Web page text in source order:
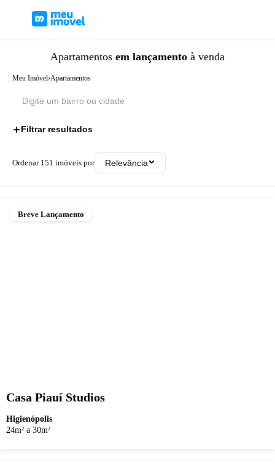
Apartamentos em lançamento à venda
Meu Imóvel›Apartamentos
Filtrar resultados
Ordenar 151 imóveis por Relevância
Breve Lançamento
Casa Piauí Studios
Higienópolis
24m² a 30m²